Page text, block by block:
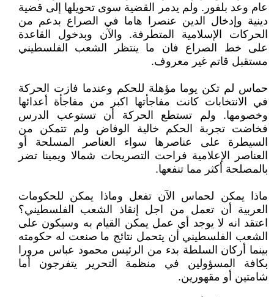
عام وعد بلفور. ولم يدمر القضية سوى تحويلها إلى قضية
دينية وإدخال الدين عنصرا هاما في الصراع بدعم من
الحركات الإسلامية المتطرفة. والآن وبدخول القاعدة
على خط الصراع فان ما ينتظر الشعب الفلسطيني
مستقبل قاتم غير معروف.
حماس لم تكن يوما مؤهلة للحكم وعندما فازت الحركة
في الانتخابات كانت مفاجأتها اكبر من مفاجأة أعدائها
وخصومها. ولم تستطع الحركة أن تستوعب الدرس
فخاضت تجربة الحكم خالية الوفاض ولم تتمكن من
السيطرة على عناصرها سواء العناصر المسلحة أو
العناصر الإعلامية فراحت التصريحات شمالا ويمينا تضر
بالمصلحة أكثر مما تنفعها.
ماذا يمكن لحماس الآن تفعل وماذا يمكن للحكومات
العربية أن تعمل من اجل إنقاذ الشعب الفلسطيني؟
اعتقد انه لا يوجد أي عمل يمكن القيام به وسيكون على
الشعب الفلسطيني أن يتحمل نتائج ما صنعت له حكومته
بينما أركان السلطة بدء من الرئيس محمود عباس مرورا
بكافة المسؤولين في منظمة التحرير يتفرجون أما
شامتين أو مقهورين.